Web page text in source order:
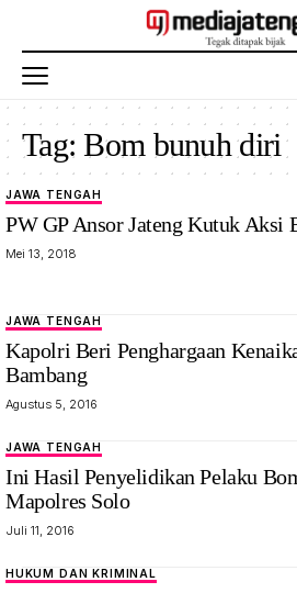
Tag:Bom bunuh diri
JAWA TENGAH
PW GP Ansor Jateng Kutuk Aksi
Mei 13, 2018
JAWA TENGAH
Kapolri Beri Penghargaan
Bambang
Agustus 5, 2016
JAWA TENGAH
Ini Hasil Penyelidikan Pelaku
Mapolres Solo
Juli 11, 2016
HUKUM DAN KRIMINAL